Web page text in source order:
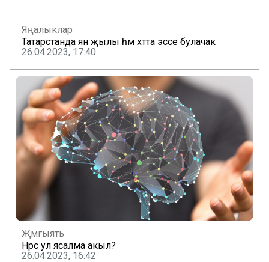
Яңалыклар
Татарстанда янә җылы һәм хәтта эссе булачак
26.04.2023, 17:40
Җәмгыять
Нәрсә ул ясалма акыл?
26.04.2023, 16:42